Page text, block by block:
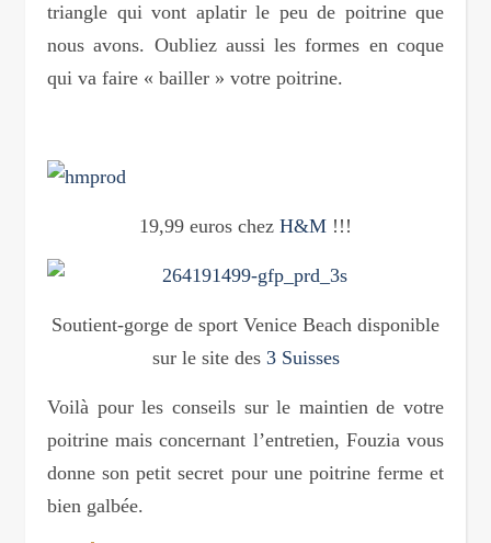
triangle qui vont aplatir le peu de poitrine que
nous avons. Oubliez aussi les formes en coque
qui va faire « bailler » votre poitrine.
19,99 euros chez H&M !!!
Soutient-gorge de sport Venice Beach disponible
sur le site des3 Suisses
Voilà pour les conseils sur le maintien de votre
poitrine mais concernant l’entretien, Fouzia vous
donne son petit secret pour une poitrine ferme et
bien galbée.